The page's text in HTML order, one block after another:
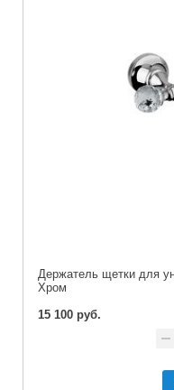
Держатель щетки для
Хром
15 100 руб.